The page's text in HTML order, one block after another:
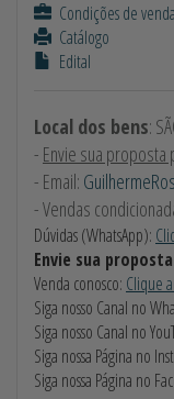
Condições de venda
Catálogo
Edital
Local dos bens:
- Envie sua proposta
- Email:
- Vendas
Dúvidas (WhatsApp):
Envie sua
Venda conosco: Clique
Siga nosso Canal no
Siga nosso Canal no
Siga nossa Página no
Siga nossa Página no